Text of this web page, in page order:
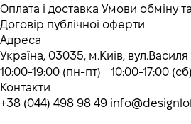
Оплата і доставка Умови обміну
Договір публічної оферти
Адреса
Україна, 03035, м.Київ, вул.Василя
10:00-19:00 (пн-пт) 10:00-17:00
Контакти
+38 (044) 498 98 49